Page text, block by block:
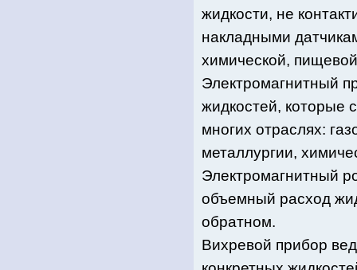
жидкости, не
накладными
химической,
Электромагнитный
жидкостей, которые
многих отраслях:
металлургии,
Электромагнитный
объемный расход
обратном.
Вихревой прибор